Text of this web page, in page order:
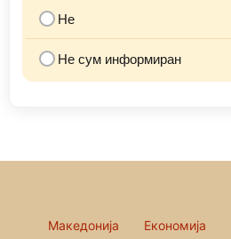
Не
Не сум информиран
Македонија Економија